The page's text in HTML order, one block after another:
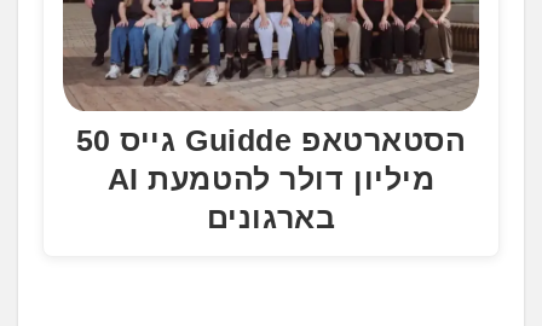
הסטארטאפ Guidde גייס 50
מיליון דולר להטמעת AI
בארגונים